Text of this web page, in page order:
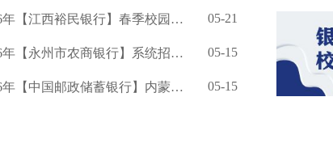
2026年【江西裕民银行】春季校园招聘公告 05-21
2026年【永州市农商银行】系统招聘公告 05-15
2026年【中国邮政储蓄银行】内蒙古分行春季校园招聘公告 05-15